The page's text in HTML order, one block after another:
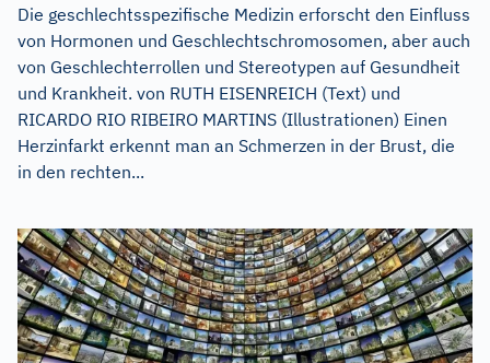
Die geschlechtsspezifische Medizin erforscht den Einfluss
von Hormonen und Geschlechtschromosomen, aber auch
von Geschlechterrollen und Stereotypen auf Gesundheit
und Krankheit. von RUTH EISENREICH (Text) und
RICARDO RIO RIBEIRO MARTINS (Illustrationen) Einen
Herzinfarkt erkennt man an Schmerzen in der Brust, die
in den rechten...